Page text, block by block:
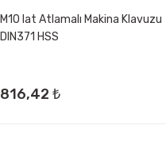
M10 Iat Atlamalı Makina Klavuzu
DIN371 HSS
816,42 ₺